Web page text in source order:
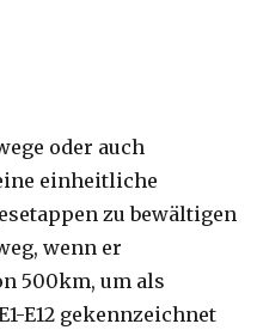
oder auch
einheitliche
zu bewältigen
wenn er
500km, um als
E12 gekennzeichnet